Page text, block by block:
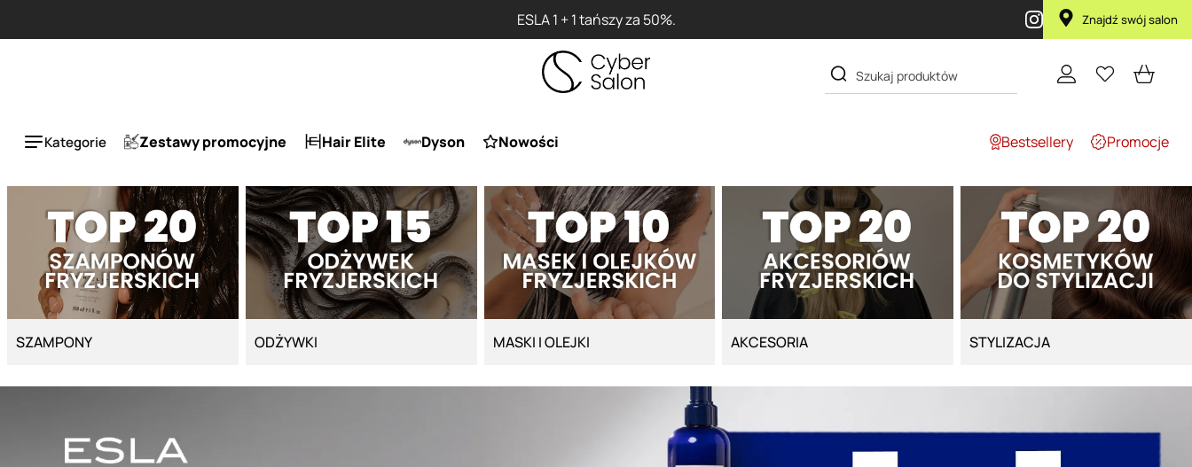
Przy zakupie produktu Artego
Znajdź swój salon
Kategorie Zestawy promocyjne Hair Elite Dyson Nowości Bestsellery Promocje
SZAMPONY ODŻYWKI MASKI I OLEJKI AKCESORIA STYLIZACJA